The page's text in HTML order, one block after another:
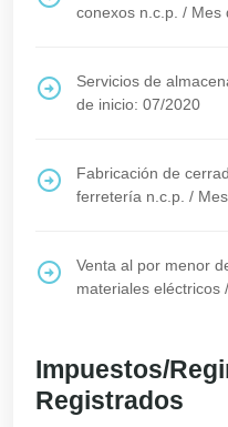
conexos n.c.p. / Mes
Servicios de
de inicio: 07/2020
Fabricación de
ferretería n.c.p. /
Venta al por menor
materiales eléctricos /
Impuestos/
Registrados